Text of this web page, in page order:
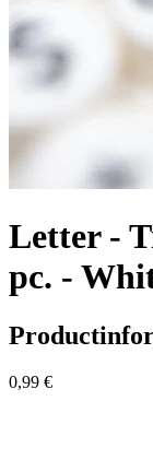
Letter -
pc. -
0,99 €